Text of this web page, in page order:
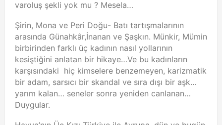
varoluş şekli yok mu ? Mesela…
Şirin, Mona ve Peri Doğu- Batı tartışmalarının
arasında Günahkâr,İnanan ve Şaşkın. Münkir, Mümin
birbirinden farklı üç kadının nasıl yollarının
kesiştiğini anlatan bir hikaye…Ve bu kadınların
karşısındaki hiç kimselere benzemeyen, karizmatik
bir adam, sarsıcı bir skandal ve sıra dışı bir aşk…
yarım kalan… seneler sonra yeniden canlanan…
Duygular.